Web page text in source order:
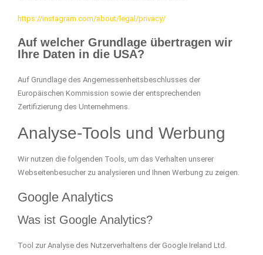
https://instagram.com/about/legal/privacy/
Auf welcher Grundlage übertragen wir
Ihre Daten in die USA?
Auf Grundlage des Angemessenheitsbeschlusses der
Europäischen Kommission sowie der entsprechenden
Zertifizierung des Unternehmens.
Analyse-Tools und Werbung
Wir nutzen die folgenden Tools, um das Verhalten unserer
Webseitenbesucher zu analysieren und Ihnen Werbung zu zeigen.
Google Analytics
Was ist Google Analytics?
Tool zur Analyse des Nutzerverhaltens der Google Ireland Ltd.